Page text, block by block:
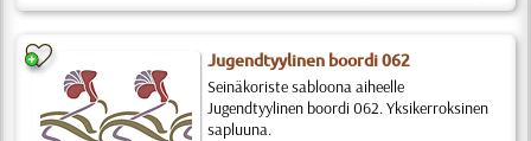
Jugendtyylinen boordi 062
Seinäkoriste sabloona aiheelle
Jugendtyylinen boordi 062. Yksikerroksinen
sapluuna.